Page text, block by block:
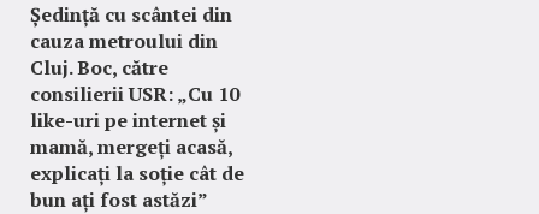
Ședință cu scântei din
cauza metroului din
Cluj. Boc, către
consilierii USR: „Cu 10
like-uri pe internet și
mamă, mergeți acasă,
explicați la soție cât de
bun ați fost astăzi”